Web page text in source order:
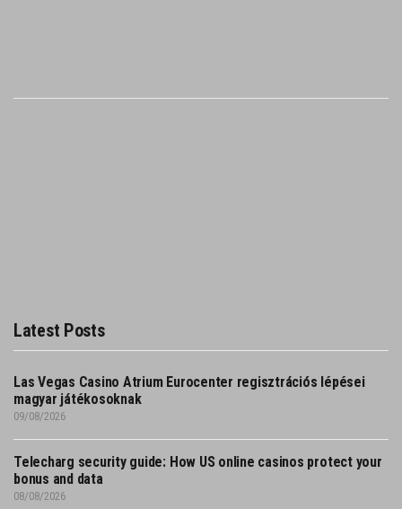
Latest Posts
Las Vegas Casino Atrium Eurocenter regisztrációs lépései
magyar játékosoknak
09/08/2026
Telecharg security guide: How US online casinos protect your
bonus and data
08/08/2026